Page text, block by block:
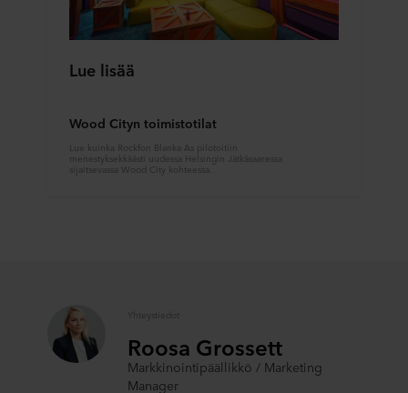
Lue lisää
Wood Cityn toimistotilat
Lue kuinka Rockfon Blanka As pilotoitiin
menestyksekkäästi uudessa Helsingin Jätkäsaaressa
sijaitsevassa Wood City kohteessa.
Yhteystiedot
Roosa Grossett
Markkinointipäällikkö / Marketing
Manager